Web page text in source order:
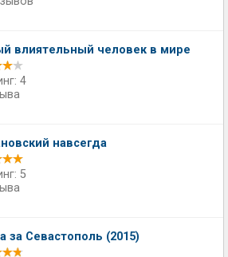
влиятельный человек в мире
4
навсегда
5
за Севастополь (2015)